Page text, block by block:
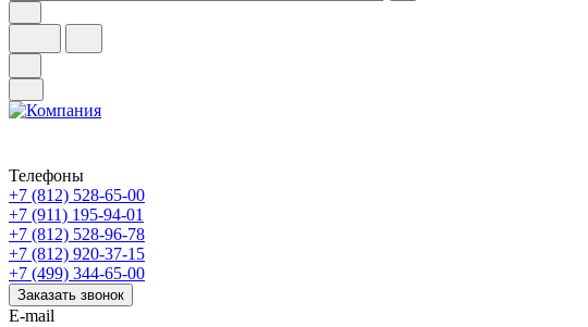
Телефоны
+7 (812) 528-65-00
+7 (911) 195-94-01
+7 (812) 528-96-78
+7 (812) 920-37-15
+7 (499) 344-65-00
Заказать звонок
E-mail